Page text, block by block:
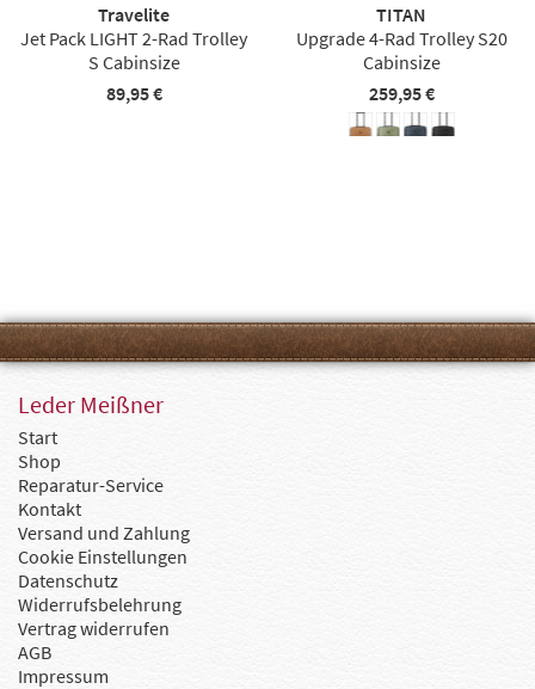
Travelite
Jet Pack LIGHT 2-Rad Trolley
S Cabinsize
89,95 €
TITAN
Upgrade 4-Rad Trolley S20
Cabinsize
259,95 €
Leder Meißner
Start
Shop
Reparatur-Service
Kontakt
Versand und Zahlung
Cookie Einstellungen
Datenschutz
Widerrufsbelehrung
Vertrag widerrufen
AGB
Impressum